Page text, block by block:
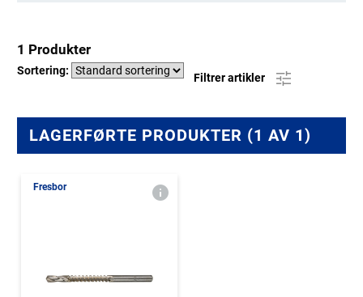
1 Produkter
Sortering:
Filtrer artikler
LAGERFØRTE PRODUKTER (1 AV 1)
Fresbor